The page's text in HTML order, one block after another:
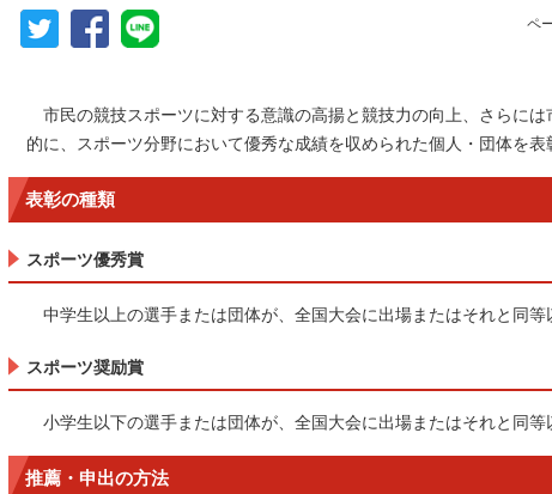
ペ
市民の競技スポーツに対する意識の高揚と競技力の向上、さらには
的に、スポーツ分野において優秀な成績を収められた個人・団体を表
表彰の種類
スポーツ優秀賞
中学生以上の選手または団体が、全国大会に出場またはそれと同
スポーツ奨励賞
小学生以下の選手または団体が、全国大会に出場またはそれと同
推薦・申出の方法